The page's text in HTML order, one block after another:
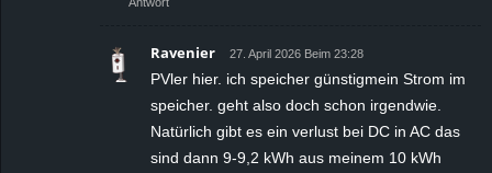
Ravenier 27. April 2026 Beim 23:28
PVler hier. ich speicher günstigmein Strom im
speicher. geht also doch schon irgendwie.
Natürlich gibt es ein verlust bei DC in AC das
sind dann 9-9,2 kWh aus meinem 10 kWh